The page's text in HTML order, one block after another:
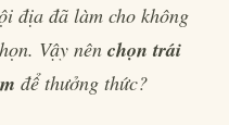
địa đã làm cho không
Vậy nên chọn trái
để thưởng thức?